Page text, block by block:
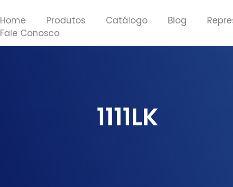
Home Produtos Catálogo Blog
Fale Conosco
1111LK